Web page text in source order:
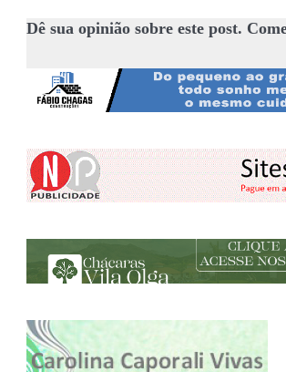
Dê sua opinião sobre este post.